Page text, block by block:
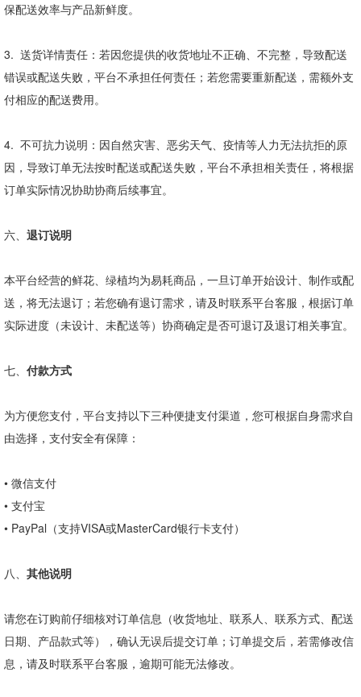
保配送效率与产品新鲜度。
3. 送货详情责任：若因您提供的收货地址不正确、不完整，导致配送
错误或配送失败，平台不承担任何责任；若您需要重新配送，需额外支
付相应的配送费用。
4. 不可抗力说明：因自然灾害、恶劣天气、疫情等人力无法抗拒的原
因，导致订单无法按时配送或配送失败，平台不承担相关责任，将根据
订单实际情况协助协商后续事宜。
六、 退订说明
本平台经营的鲜花、绿植均为易耗商品，一旦订单开始设计、制作或配
送，将无法退订；若您确有退订需求，请及时联系平台客服，根据订单
实际进度（未设计、未配送等）协商确定是否可退订及退订相关事宜。
七、 付款方式
为方便您支付，平台支持以下三种便捷支付渠道，您可根据自身需求自
由选择，支付安全有保障：
• 微信支付
• 支付宝
• PayPal （支持VISA或MasterCard银行卡支付）
八、 其他说明
请您在订购前仔细核对订单信息（收货地址、联系人、联系方式、配送
日期、产品款式等），确认无误后提交订单；订单提交后，若需修改信
息，请及时联系平台客服，逾期可能无法修改。